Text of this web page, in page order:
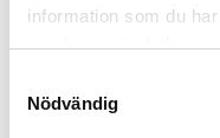
information som du
samlat in när du har
Nödvändig
nyhetsbrev
900:- i frakt vid köp av